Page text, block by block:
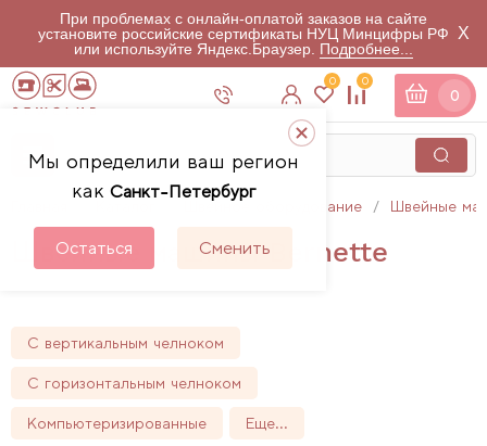
При проблемах с онлайн-оплатой заказов на сайте
установите российские сертификаты НУЦ Минцифры РФ
или используйте Яндекс.Браузер. Подробнее...
X
Мы определили ваш регион
как Санкт-Петербург
Остаться Сменить
0 0
0
Швейное оборудование Швейные
Швейные машины Bernette
С вертикальным челноком
С горизонтальным челноком
Компьютеризированные Еще...